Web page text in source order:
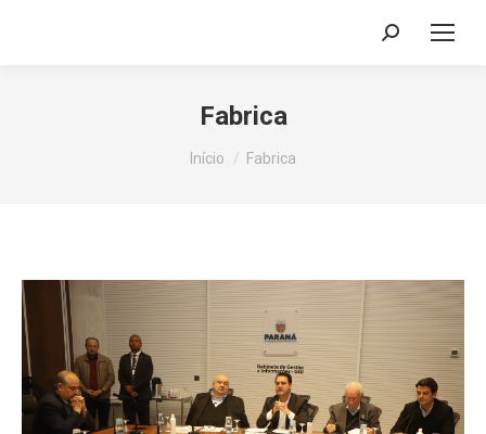
Search:
Fabrica
Você está aqui:
Início Fabrica